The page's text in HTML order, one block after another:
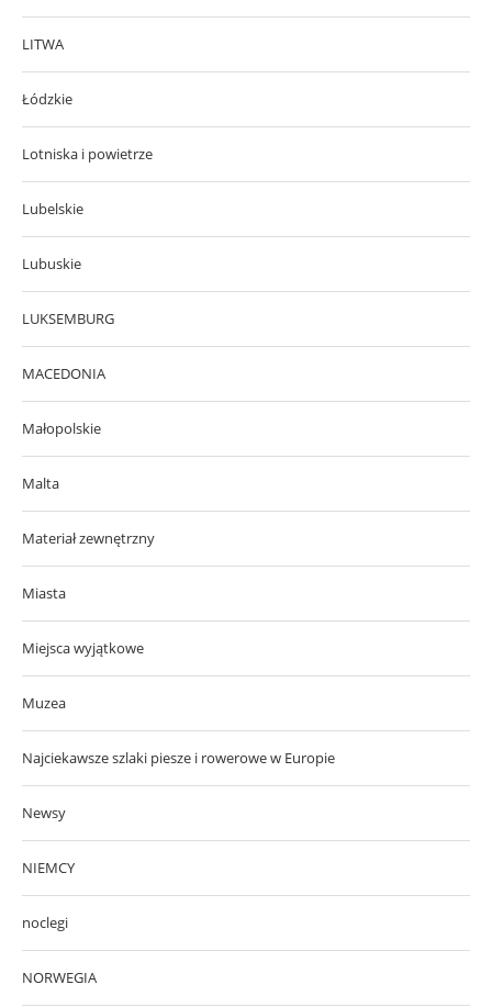
LITWA
Łódzkie
Lotniska i powietrze
Lubelskie
Lubuskie
LUKSEMBURG
MACEDONIA
Małopolskie
Malta
Materiał zewnętrzny
Miasta
Miejsca wyjątkowe
Muzea
Najciekawsze szlaki piesze i rowerowe w Europie
Newsy
NIEMCY
noclegi
NORWEGIA